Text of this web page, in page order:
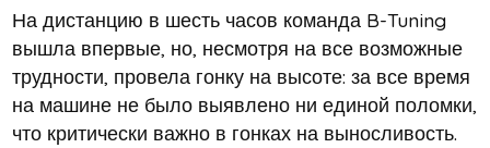
На дистанцию в шесть часов команда B-Tuning
вышла впервые, но, несмотря на все возможные
трудности, провела гонку на высоте: за все время
на машине не было выявлено ни единой поломки,
что критически важно в гонках на выносливость.